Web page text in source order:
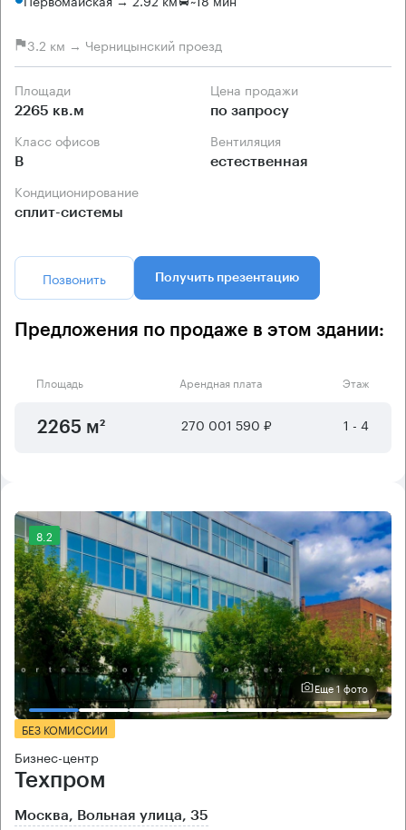
3.2 км → Черницынский проезд
Площади
2265 кв.м
Цена продажи
по запросу
Класс офисов
B
Вентиляция
естественная
Кондиционирование
сплит-системы
Позвонить Получить презентацию
Предложения по продаже в этом здании:
Площадь Арендная плата Этаж
2265 м² 270 001 590 ₽ 1 - 4
8.2
Еще 1 фото
БЕЗ КОМИССИИ
Бизнес-центр
Техпром
Москва, Вольная улица, 35